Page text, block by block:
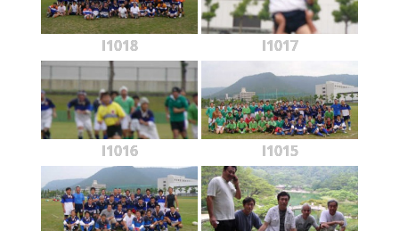
l1018 l1017
l1016 l1015